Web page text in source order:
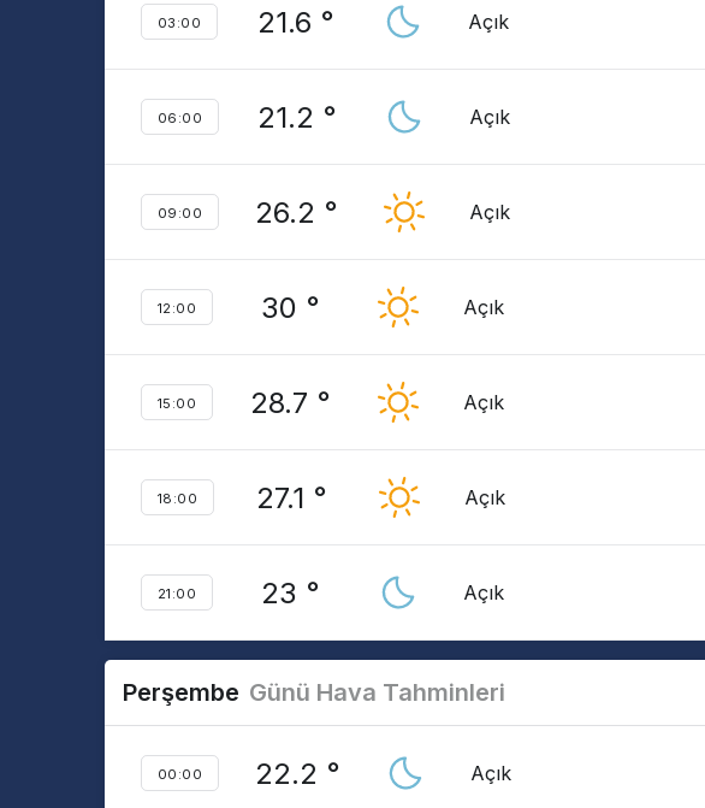
03:00 21.6 ° Açık
06:00 21.2 ° Açık
09:00 26.2 ° Açık
12:00 30 ° Açık
15:00 28.7 ° Açık
18:00 27.1 ° Açık
21:00 23 ° Açık
Perşembe Günü Hava Tahminleri
00:00 22.2 ° Açık